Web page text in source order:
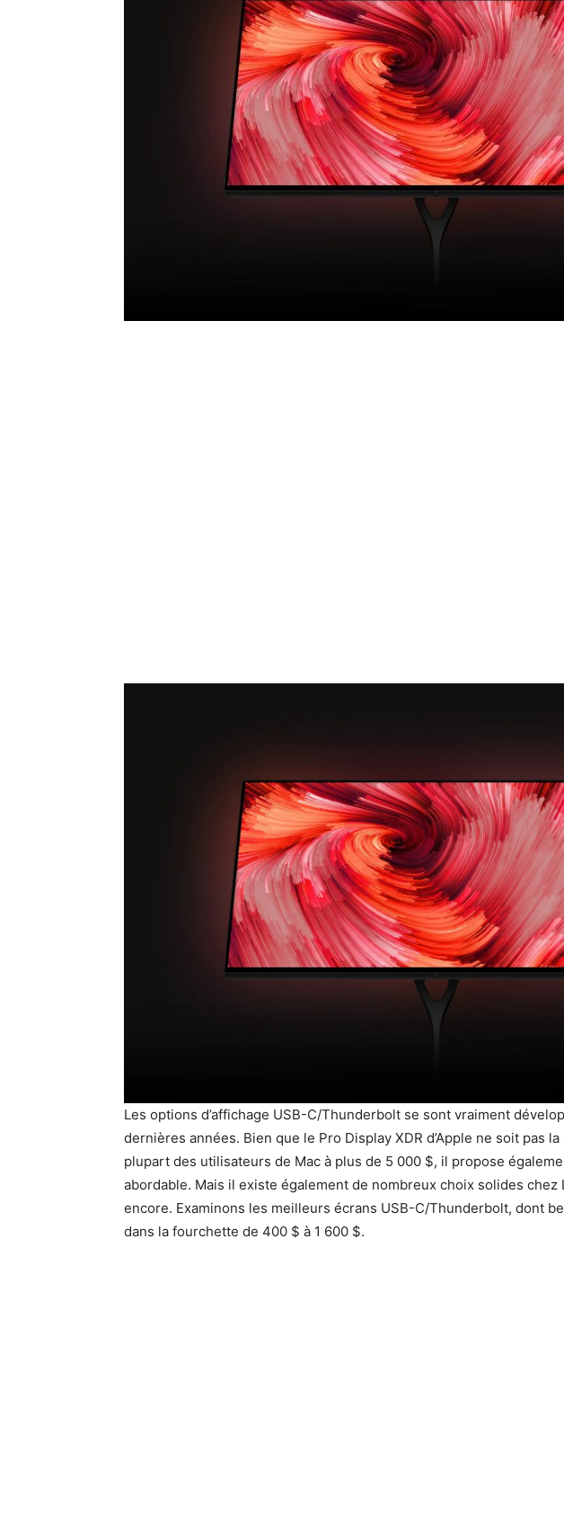
Les options d’affichage USB-C/Thunderbolt se sont vraiment
dernières années. Bien que le Pro Display XDR d’Apple ne soit pas
plupart des utilisateurs de Mac à plus de 5 000 $, il propose
abordable. Mais il existe également de nombreux choix solides chez
encore. Examinons les meilleurs écrans USB-C/Thunderbolt, dont
dans la fourchette de 400 $ à 1 600 $.